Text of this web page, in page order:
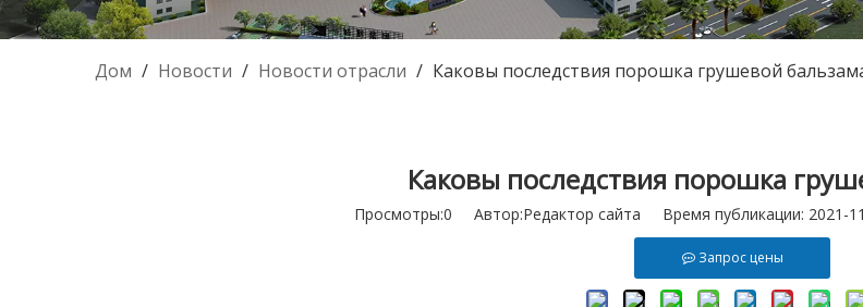
Дом / Новости / Новости отрасли / Каковы последствия порошка грушевой
Каковы последствия порошка
Просмотры:0 Автор:Pедактор сайта Время публикации:
Запрос цены